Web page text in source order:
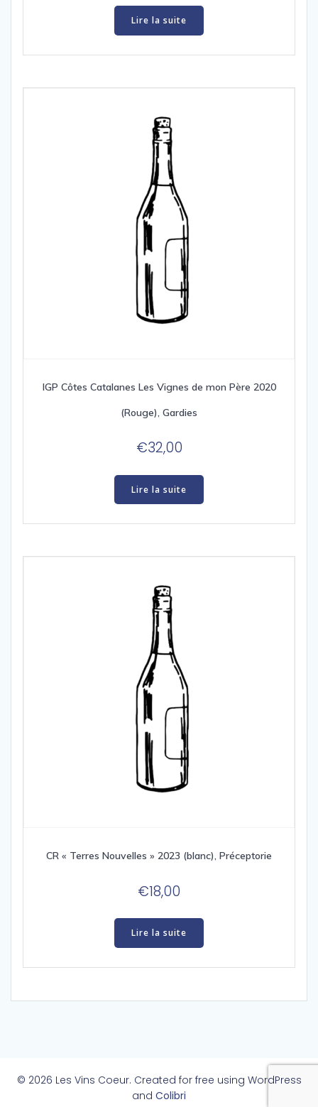
Lire la suite
IGP Côtes Catalanes Les Vignes de mon Père 2020
(Rouge), Gardies
€32,00
Lire la suite
CR « Terres Nouvelles » 2023 (blanc), Préceptorie
€18,00
Lire la suite
© 2026 Les Vins Coeur. Created for free using WordPress
and Colibri